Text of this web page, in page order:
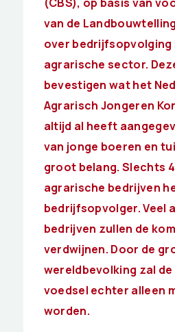
van de
over bedrijfsopvolging
agrarische sector.
bevestigen wat het
Agrarisch Jongeren
altijd al heeft
van jonge boeren en
groot belang. Slechts
agrarische bedrijven
bedrijfsopvolger. Veel
bedrijven zullen de
verdwijnen. Door de
wereldbevolking zal
voedsel echter alleen
worden.